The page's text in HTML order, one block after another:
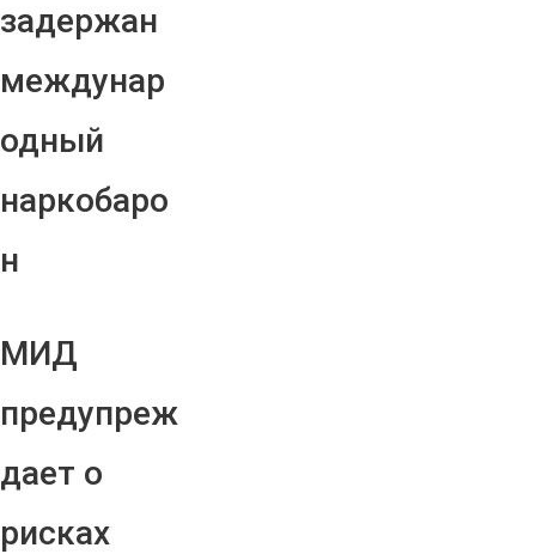
задержан
междунар
одный
наркобаро
н
МИД
предупреж
дает о
рисках